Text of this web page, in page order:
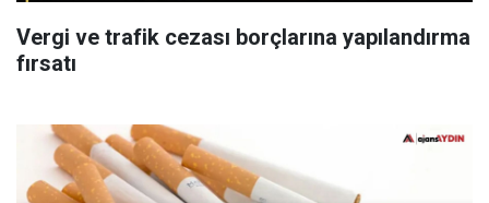
Vergi ve trafik cezası borçlarına yapılandırma
fırsatı